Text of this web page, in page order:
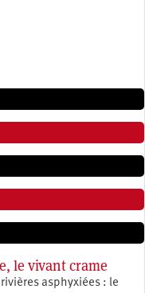
le vivant crame
asphyxiées : le